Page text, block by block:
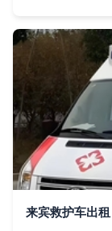
来宾救护车出